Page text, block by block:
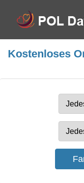
Kostenloses